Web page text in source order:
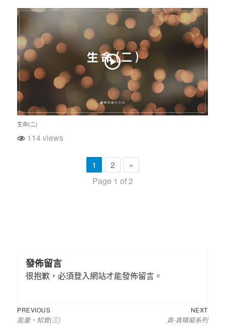
生命(二)
114 views
1 2
»
Page 1 of 2
發佈留言
很抱歉，必須登入網站才能發佈留言。
文
章
PREVIOUSPrevious
post:
能量‧知覺(三)
NEXTNext
post:
貪-貪瞋癡系列